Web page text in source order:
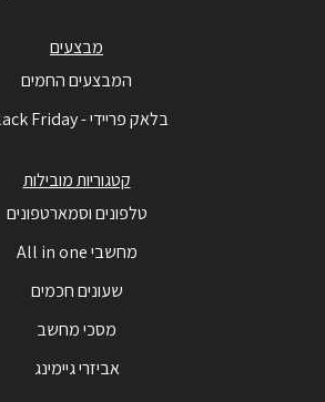
מבצעים
המבצעים החמים
בלאק פריידי - Black Friday
קטגוריות מובילות
טלפונים וסמארטפונים
מחשבי All in one
שעונים חכמים
מסכי מחשב
אביזרי גיימינג